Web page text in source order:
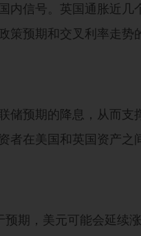
内信号。英国通胀近
策预期和交叉利率走势
储预期的降息，从而
在美国和英国资产之
期，美元可能会延续